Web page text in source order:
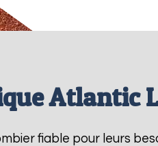
Atlantic
fiable pour leurs